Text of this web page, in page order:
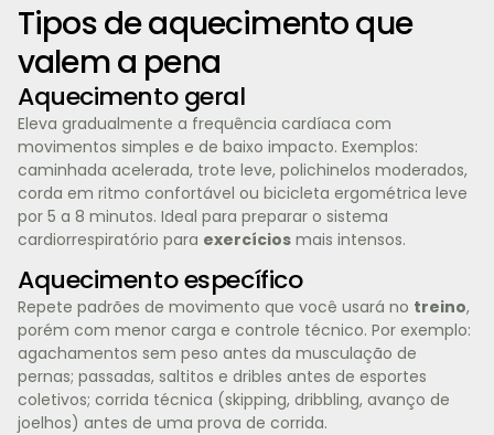
Tipos de aquecimento que
valem a pena
Aquecimento geral
Eleva gradualmente a frequência cardíaca com
movimentos simples e de baixo impacto. Exemplos:
caminhada acelerada, trote leve, polichinelos moderados,
corda em ritmo confortável ou bicicleta ergométrica leve
por 5 a 8 minutos. Ideal para preparar o sistema
cardiorrespiratório para exercícios mais intensos.
Aquecimento específico
Repete padrões de movimento que você usará no treino,
porém com menor carga e controle técnico. Por exemplo:
agachamentos sem peso antes da musculação de
pernas; passadas, saltitos e dribles antes de esportes
coletivos; corrida técnica (skipping, dribbling, avanço de
joelhos) antes de uma prova de corrida.